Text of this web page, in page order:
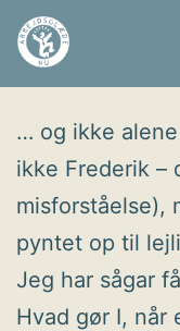
Fortsæt
Arbejdsglæde
Udgivet
… og ikke
ikke Frederik –
misforståelse),
pyntet op til
Jeg har sågar
Hvad gør I, når